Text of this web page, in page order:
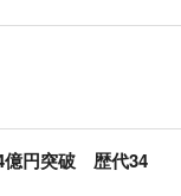
億円突破 歴代34